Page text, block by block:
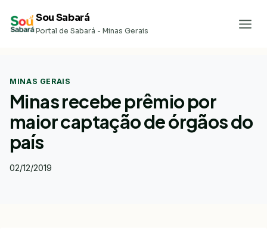
para
Sou Sabará
Portal de Sabará - Minas Gerais
MINAS GERAIS
Minas recebe prêmio por
maior captação de órgãos do
país
02/12/2019